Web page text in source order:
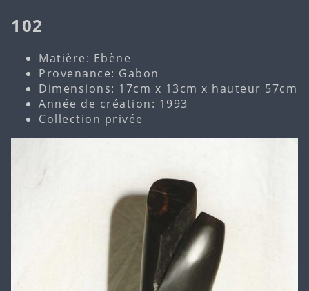
102
Matière: Ebène
Provenance: Gabon
Dimensions: 17cm x 13cm x hauteur 57cm
Année de création: 1993
Collection privée